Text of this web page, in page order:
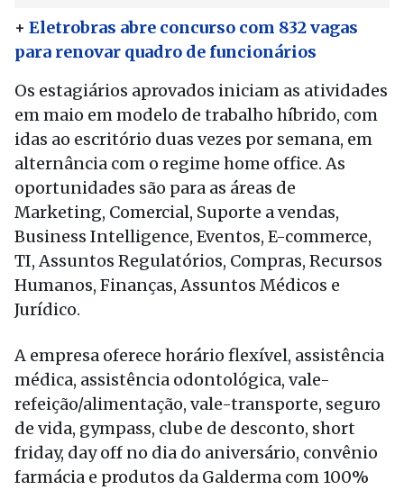
+ Eletrobras abre concurso com 832 vagas
para renovar quadro de funcionários
Os estagiários aprovados iniciam as atividades
em maio em modelo de trabalho híbrido, com
idas ao escritório duas vezes por semana, em
alternância com o regime home office. As
oportunidades são para as áreas de
Marketing, Comercial, Suporte a vendas,
Business Intelligence, Eventos, E-commerce,
TI, Assuntos Regulatórios, Compras, Recursos
Humanos, Finanças, Assuntos Médicos e
Jurídico.
A empresa oferece horário flexível, assistência
médica, assistência odontológica, vale-
refeição/alimentação, vale-transporte, seguro
de vida, gympass, clube de desconto, short
friday, day off no dia do aniversário, convênio
farmácia e produtos da Galderma com 100%